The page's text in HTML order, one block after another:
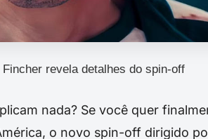
revela detalhes do spin-off
nada? Se você quer
o novo spin-off dirigido